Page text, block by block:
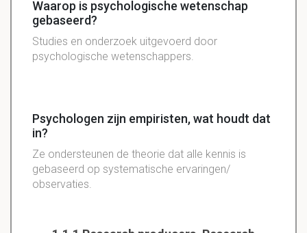
Waarop is psychologische wetenschap
gebaseerd?
Studies en onderzoek uitgevoerd door
psychologische wetenschappers.
Psychologen zijn empiristen, wat houdt dat
in?
Ze ondersteunen de theorie dat alle kennis is
gebaseerd op systematische ervaringen/
observaties.